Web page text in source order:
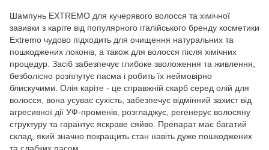
Шампунь EXTREMO для кучерявого волосся та хімічної
завивки з каріте від популярного італійського бренду косметики
Extremo чудово підходить для очищення натуральних та
пошкоджених локонів, а також для волосся після хімічних
процедур. Засіб забезпечує глибоке зволоження та живлення,
безболісно розплутує пасма і робить їх неймовірно
блискучими. Олія каріте - це справжній скарб серед олій для
волосся, вона усуває сухість, забезпечує відмінний захист від
агресивної дії УФ-променів, розгладжує, регенерує волосяну
структуру та гарантує яскраве сяйво. Препарат має багатий
склад, який значно покращить стан навіть дуже пошкоджених